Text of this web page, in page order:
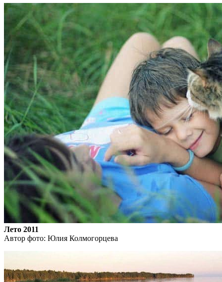
Лето 2011
Автор фото: Юлия Колмогорцева